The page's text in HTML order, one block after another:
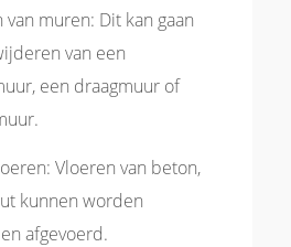
muren: Dit kan gaan
van een
een draagmuur of
Vloeren van beton,
kunnen worden
afgevoerd.